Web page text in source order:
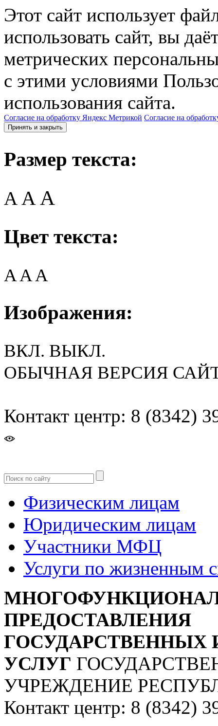
Этот сайт использует
использовать сайт, вы
метрических
с этими условиями
использования сайта.
Согласие на обработку Яндекс Метрикой Согласие на
Принять и закрыть
Размер текста:
A AA
Цвет текста:
AAA
Изображения:
ВКЛ. ВЫКЛ.
ОБЫЧНАЯ ВЕРСИЯ
Контакт центр: 8 (8342)
Физическим лицам
Юридическим лицам
Участники МФЦ
Услуги по жизненным
ПРЕДОСТАВЛЕНИЯ
УСЛУГ
УЧРЕЖДЕНИЕ
Контакт центр: 8 (8342)